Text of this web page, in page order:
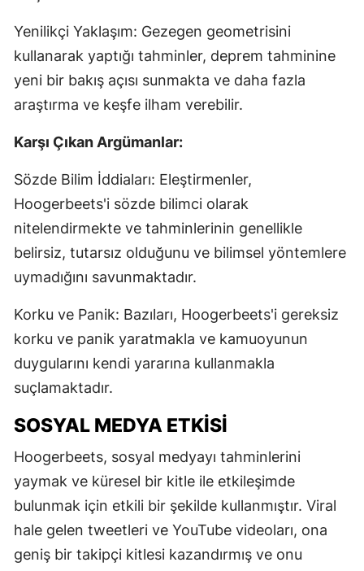
Yenilikçi Yaklaşım: Gezegen geometrisini
kullanarak yaptığı tahminler, deprem tahminine
yeni bir bakış açısı sunmakta ve daha fazla
araştırma ve keşfe ilham verebilir.
Karşı Çıkan Argümanlar:
Sözde Bilim İddiaları: Eleştirmenler,
Hoogerbeets'i sözde bilimci olarak
nitelendirmekte ve tahminlerinin genellikle
belirsiz, tutarsız olduğunu ve bilimsel yöntemlere
uymadığını savunmaktadır.
Korku ve Panik: Bazıları, Hoogerbeets'i gereksiz
korku ve panik yaratmakla ve kamuoyunun
duygularını kendi yararına kullanmakla
suçlamaktadır.
SOSYAL MEDYA ETKISI
Hoogerbeets, sosyal medyayı tahminlerini
yaymak ve küresel bir kitle ile etkileşimde
bulunmak için etkili bir şekilde kullanmıştır. Viral
hale gelen tweetleri ve YouTube videoları, ona
geniş bir takipçi kitlesi kazandırmış ve onu